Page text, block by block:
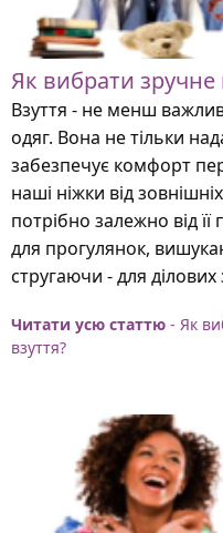
Як вибрати зручне
Взуття - не менш
одяг. Вона не тільки
забезпечує комфорт
наші ніжки від
потрібно залежно від
для прогулянок,
стругаючи - для ділових
Читати усю статтю - Як
взуття?